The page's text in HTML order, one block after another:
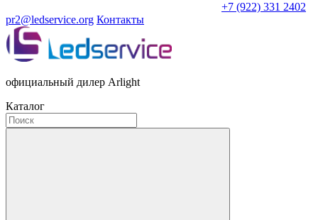
+7 (922) 331 2402
pr2@ledservice.org Контакты
официальный дилер Arlight
Каталог